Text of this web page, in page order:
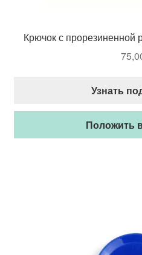
Крючок с прорезиненной
Узнать
Положить